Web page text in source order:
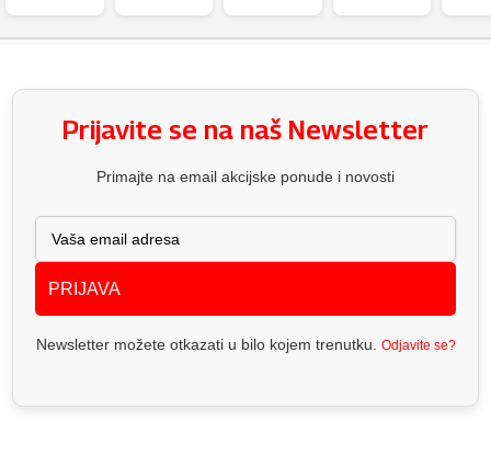
Prijavite se na naš Newsletter
Primajte na email akcijske ponude i novosti
PRIJAVA
Newsletter možete otkazati u bilo kojem trenutku. Odjavite se?